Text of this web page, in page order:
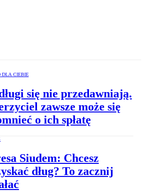
DLA CIEBIE
się nie przedawniają.
zawsze może się
o ich spłatę
Siudem: Chcesz
dług? To zacznij